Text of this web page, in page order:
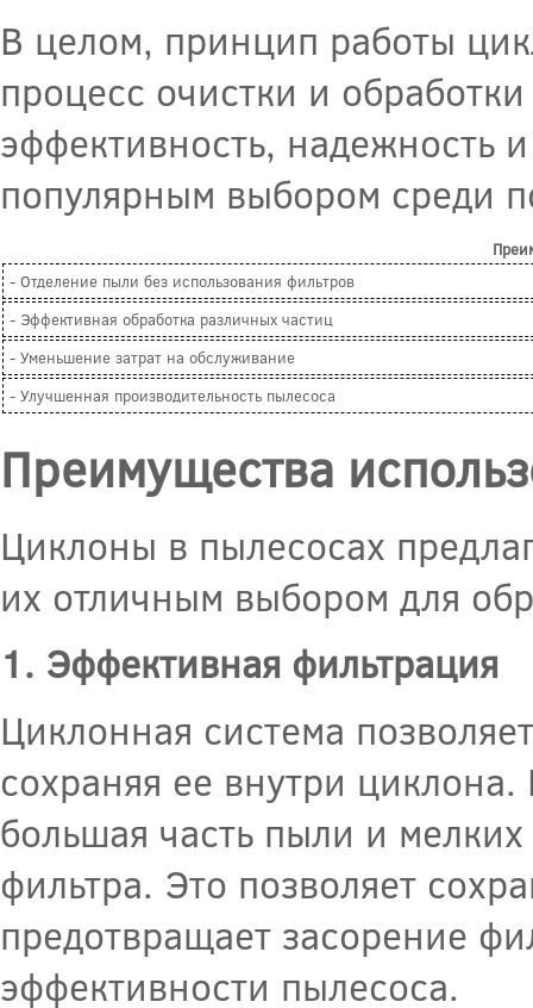
В целом, принцип работы
процесс очистки и
эффективность, надежность
популярным выбором среди
- Отделение пыли без использования фильтров
- Эффективная обработка различных частиц
- Уменьшение затрат на обслуживание
- Улучшенная производительность пылесоса
Преимущества
Циклоны в пылесосах
их отличным выбором для
1. Эффективная фильтрация
Циклонная система
сохраняя ее внутри
большая часть пыли и
фильтра. Это позволяет
предотвращает засорение
эффективности пылесоса.